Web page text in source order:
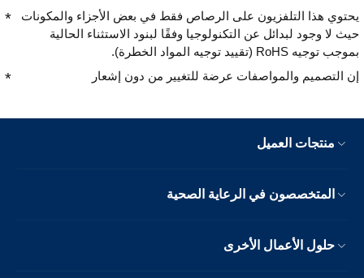
يحتوي هذا التلفزيون على الرصاص فقط في بعض الأجزاء والمكونات
حيث لا وجود لبدائل عن التكنولوجيا وفقًا لبنود الاستثناء الحالية
بموجب توجيه RoHS (تقييد توجيه المواد الخطرة).
إن التصميم والمواصفات عرضة للتغيير من دون إشعار
منتجات العميل
المتخصصون في الرعاية الصحية
حلول الأعمال الأخرى